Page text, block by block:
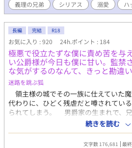
してくれたら嬉しいなあ、なんて思っ
婚の手続きをした？何か不満でもある
いかないでくれ」 「え？」 なんだか公
「誰よりも愛している。願うなら私だ
「ふぇっ！？」 あまりの態度の変わり
いいかわかりません！！
占欲をあらわにしたリオールは、グウ
出し、兄であるレインを欲望のままに
たのは特注の首輪──外せるのはリオ
せるな」 そう囁かれたレインは、何年
続けてきた。 弟には婚約者がいるのに
いのか。 本当にこのままでもいいのか
たがる弟と、罪悪感に苛まれる兄。 そ
血に染まるのか──。 どうにかしてレイ
と、弟との関係に悩むレインのオメガバ
ランケット(19)×レイン・グランケッ
頃に本文を書き、2017年頃にオメガバ
に手直しした作品になります。読みに
承ください。 三人称ですが攻めだった
かわります。攻め視点多めです。
義理の兄弟
シリアス 溺愛 ハ
長編 完結 R18
お気に入り : 920 24h.ポイント : 184
極悪で役立たずな僕に責め苦を与
い公爵様が今日も僕に甘い。監禁
な気がするのなんて、きっと勘違い
迷路を跳ぶ狐
領主様の城でその一族に仕えていた
代わりに、ひどく残虐だと噂されてい
られてしまう。 男爵家の生まれで、
も弱くて、給料を全部一族に渡すこと
れてからというもの、魔物と戦ったり
仕える部隊の一員として頑張って
続きを読む
文字数 176,681 最